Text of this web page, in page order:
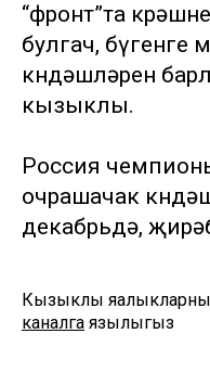
“фронт”та
булгач, бүгенге
көндәшләрен
кызыклы.
Россия
очрашачак
декабрьдә,
Кызыклы яңалыкларны
каналга язылыгыз